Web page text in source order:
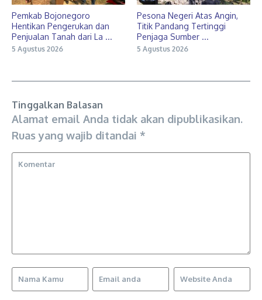
Pemkab Bojonegoro
Hentikan Pengerukan dan
Penjualan Tanah dari La ...
5 Agustus 2026
Pesona Negeri Atas Angin,
Titik Pandang Tertinggi
Penjaga Sumber ...
5 Agustus 2026
Tinggalkan Balasan
Alamat email Anda tidak akan dipublikasikan.
Ruas yang wajib ditandai *